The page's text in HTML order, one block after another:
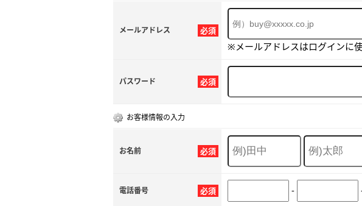
必須
メールアドレス
※メールアドレスはログインに使
必須
パスワード
お客様情報の入力
必須
お名前
必須
電話番号 -